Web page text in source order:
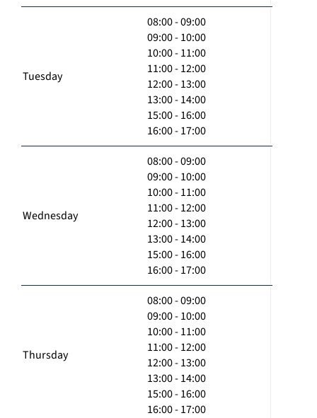
Tuesday
08:00 - 09:00
09:00 - 10:00
10:00 - 11:00
11:00 - 12:00
12:00 - 13:00
13:00 - 14:00
15:00 - 16:00
16:00 - 17:00
Wednesday
08:00 - 09:00
09:00 - 10:00
10:00 - 11:00
11:00 - 12:00
12:00 - 13:00
13:00 - 14:00
15:00 - 16:00
16:00 - 17:00
Thursday
08:00 - 09:00
09:00 - 10:00
10:00 - 11:00
11:00 - 12:00
12:00 - 13:00
13:00 - 14:00
15:00 - 16:00
16:00 - 17:00